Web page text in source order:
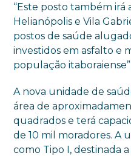
“Este posto também
Helianópolis e Vila
postos de saúde
investidos em asfalto e
população
A nova unidade de
área de
quadrados e terá
de 10 mil moradores. A
como Tipo I, destinada